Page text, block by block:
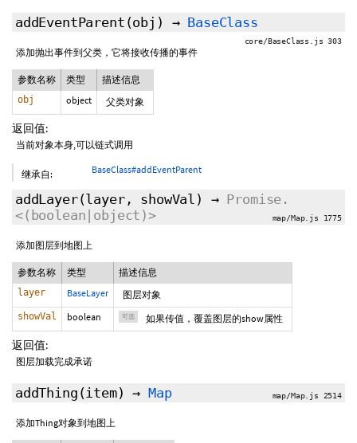
addEventParent (obj) → BaseClass
core/BaseClass.js 303
添加抛出事件到父类，它将接收传播的事件
参数名称 类型 描述信息
obj object 父类对象
返回值:
当前对象本身,可以链式调用
继承自: BaseClass#addEventParent
addLayer(layer, showVal ) → Promise.
<(boolean|object)>
map/Map.js 1775
添加图层到地图上
参数名称 类型 描述信息
layer BaseLayer 图层对象
showVal boolean 可选 如果传值，覆盖图层的show属性
返回值:
图层加载完成承诺
addThing (item) →Map map/Map.js 2514
添加Thing对象到地图上